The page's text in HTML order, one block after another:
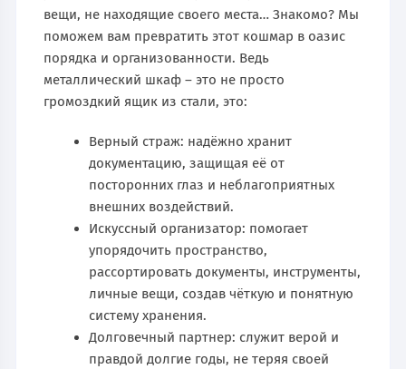
вещи, не находящие своего места… Знакомо? Мы
поможем вам превратить этот кошмар в оазис
порядка и организованности. Ведь
металлический шкаф – это не просто
громоздкий ящик из стали, это:
Верный страж: надёжно хранит
документацию, защищая её от
посторонних глаз и неблагоприятных
внешних воздействий.
Искусcный организатор: помогает
упорядочить пространство,
рассортировать документы, инструменты,
личные вещи, создав чёткую и понятную
систему хранения.
Долговечный партнер: служит верой и
правдой долгие годы, не теряя своей